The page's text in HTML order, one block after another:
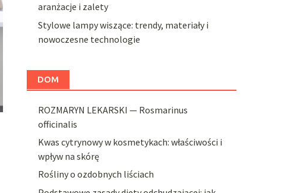
aranżacje i zalety
Stylowe lampy wiszące: trendy, materiały i
nowoczesne technologie
DOM
ROZMARYN LEKARSKI — Rosmarinus
officinalis
Kwas cytrynowy w kosmetykach: właściwości i
wpływ na skórę
Rośliny o ozdobnych liściach